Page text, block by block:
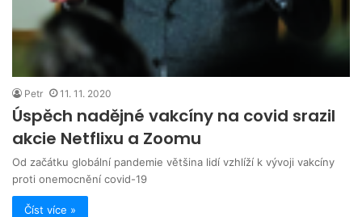
Petr 11. 11. 2020
Úspěch nadějné vakcíny na covid srazil
akcie Netflixu a Zoomu
Od začátku globální pandemie většina lidí vzhlíží k vývoji vakcíny
proti onemocnění covid-19
Číst více »